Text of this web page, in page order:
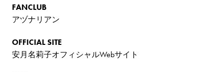
FANCLUB
アヅナリアン
OFFICIAL SITE
安月名莉子オフィシャルWebサイト